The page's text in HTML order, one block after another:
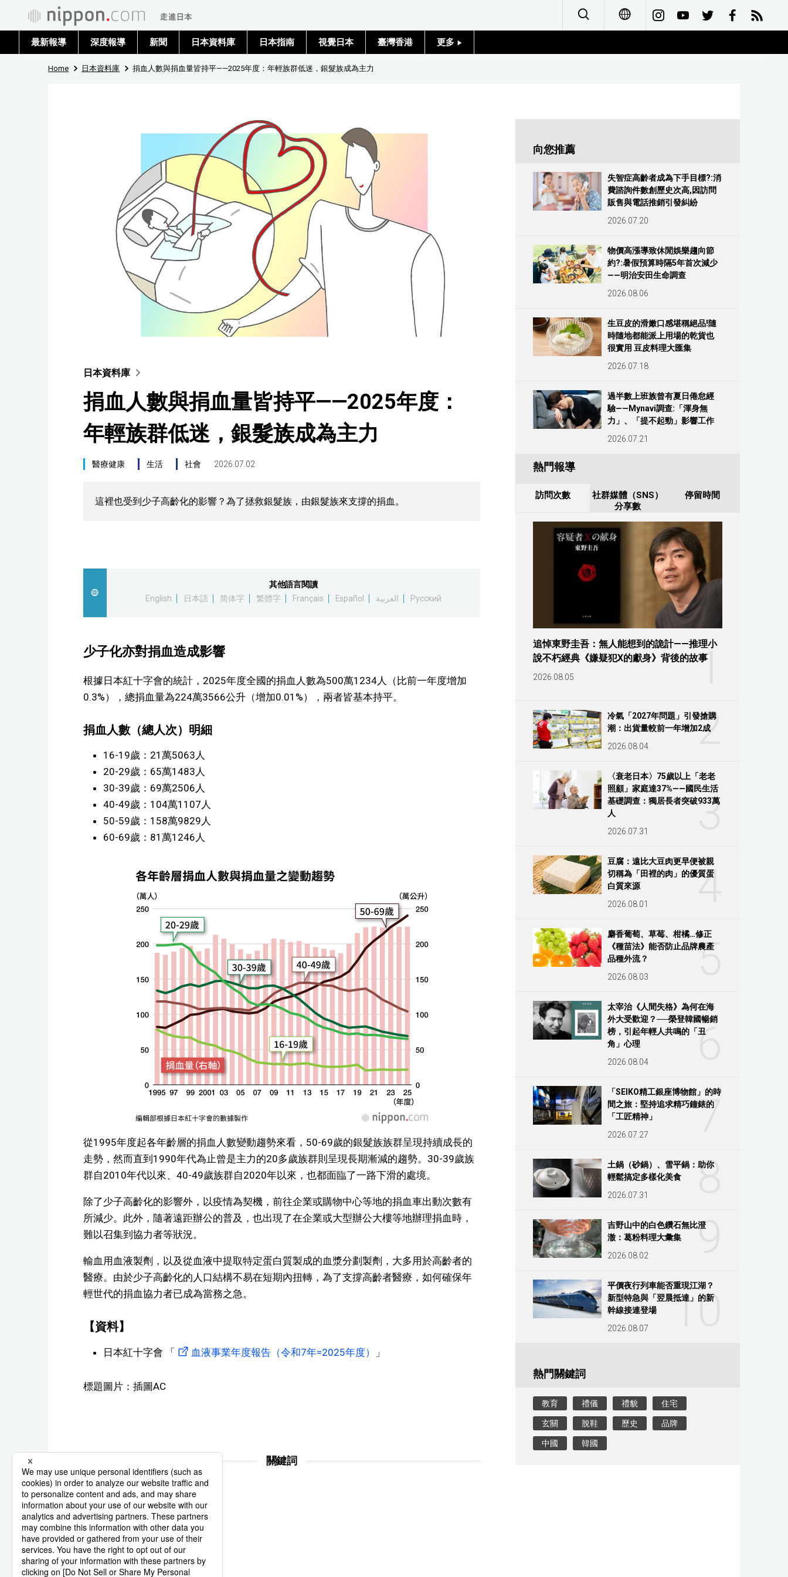
العربية
Русский
最新報導 深度報導 新聞 日本資料庫 日本指南 視覺日本 臺灣香港 更多
科學技術
生活
運動
東京
Home 日本資料庫 捐血人數與捐血量皆持平——2025年度：年輕族群低迷，銀髮族成為主力
日本資料庫
捐血人數與捐血量皆持平——2025年度：
年輕族群低迷，銀髮族成為主力
醫療健康 生活 社會 2026.07.02
這裡也受到少子高齡化的影響？為了拯救銀髮族，由銀髮族來支撐的捐血。
其他語言閱讀
English
日本語 简体字 繁體字 Français Español العربية Русский
少子化亦對捐血造成影響
根據日本紅十字會的統計，2025年度全國的捐血人數為500萬1234人（比前一年度增加
0.3%），總捐血量為224萬3566公升（增加0.01%），兩者皆基本持平。
捐血人數（總人次）明細
16-19歲：21萬5063人
20-29歲：65萬1483人
30-39歲：69萬2506人
40-49歲：104萬1107人
50-59歲：158萬9829人
60-69歲：81萬1246人
從1995年度起各年齡層的捐血人數變動趨勢來看，50-69歲的銀髮族族群呈現持續成長的
走勢，然而直到1990年代為止曾是主力的20多歲族群則呈現長期漸減的趨勢。30-39歲族
群自2010年代以來、40-49歲族群自2020年以來，也都面臨了一路下滑的處境。
除了少子高齡化的影響外，以疫情為契機，前往企業或購物中心等地的捐血車出動次數有
所減少。此外，隨著遠距辦公的普及，也出現了在企業或大型辦公大樓等地辦理捐血時，
難以召集到協力者等狀況。
輸血用血液製劑，以及從血液中提取特定蛋白質製成的血漿分劃製劑，大多用於高齡者的
醫療。由於少子高齡化的人口結構不易在短期內扭轉，為了支撐高齡者醫療，如何確保年
輕世代的捐血協力者已成為當務之急。
【資料】
日本紅十字會 「 血液事業年度報告（令和7年=2025年度） 」
標題圖片：插圖AC
關鍵詞
日本紅十字會 捐血
系列報導
向您推薦
失智症高齡者成為下手目標?:消
費諮詢件數創歷史次高,因訪問
販售與電話推銷引發糾紛
2026.07.20
物價高漲導致休閒娛樂趨向節
約?:暑假預算時隔5年首次減少
——明治安田生命調查
2026.08.06
生豆皮的滑嫩口感堪稱絕品!隨
時隨地都能派上用場的乾貨也
很實用 豆皮料理大匯集
2026.07.18
過半數上班族曾有夏日倦怠經
驗——Mynavi調查:「渾身無
力」、「提不起勁」影響工作
2026.07.21
熱門報導
訪問次數
社群媒體（SNS）
分享數
停留時間
1
追悼東野圭吾：無人能想到的詭計——推理小
說不朽經典《嫌疑犯X的獻身》背後的故事
2026.08.05
2
冷氣「2027年問題」引發搶購
潮：出貨量較前一年增加2成
2026.08.04
3
〈衰老日本〉75歲以上「老老
照顧」家庭達37%——國民生活
基礎調查：獨居長者突破933萬
人
2026.07.31
4
豆腐：遠比大豆肉更早便被親
切稱為「田裡的肉」的優質蛋
白質來源
2026.08.01
5
麝香葡萄、草莓、柑橘…修正
《種苗法》能否防止品牌農產
品種外流？
2026.08.03
6
太宰治《人間失格》為何在海
外大受歡迎？──榮登韓國暢銷
榜，引起年輕人共鳴的「丑
角」心理
2026.08.04
7
「SEIKO精工銀座博物館」的時
間之旅：堅持追求精巧鐘錶的
「工匠精神」
2026.07.27
8
土鍋（砂鍋）、雪平鍋：助你
輕鬆搞定多樣化美食
2026.07.31
9
吉野山中的白色鑽石無比澄
澈：葛粉料理大彙集
2026.08.02
10
平價夜行列車能否重現江湖？
新型特急與「翌晨抵達」的新
幹線接連登場
2026.08.07
熱門關鍵詞
教育 禮儀 禮貌 住宅
玄關 脫鞋 歷史 品牌
中國 韓國